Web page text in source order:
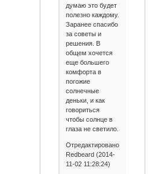
думаю это будет
полезно каждому.
Заранее спасибо
за советы и
решения. В
общем хочется
еще большего
комфорта в
погожие
солнечные
деньки, и как
говориться
чтобы солнце в
глаза не светило.
Отредактировано
Redbeard (2014-
11-02 11:28:24)